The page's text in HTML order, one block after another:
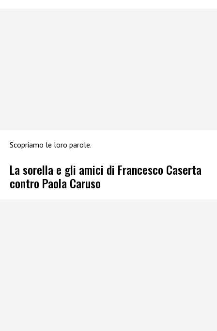
Scopriamo le loro parole.
La sorella e gli amici di Francesco Caserta
contro Paola Caruso